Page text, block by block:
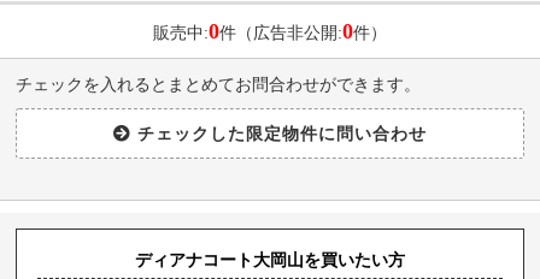
販売中:0件（広告非公開:0件）
チェックを入れるとまとめてお問合わせができます。
ディアナコート大岡山を買いたい方